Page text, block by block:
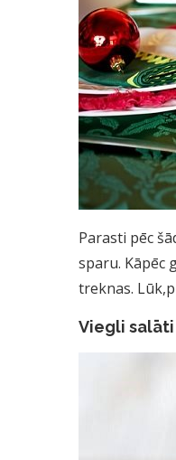
Parasti pēc
sparu. Kāpēc
treknas.
Viegli